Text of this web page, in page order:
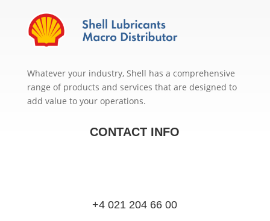
Whatever your industry, Shell has a comprehensive
range of products and services that are designed to
add value to your operations.
CONTACT INFO
+4 021 204 66 00